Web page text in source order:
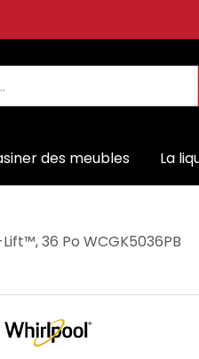
des meubles La
36 Po WCGK5036PB